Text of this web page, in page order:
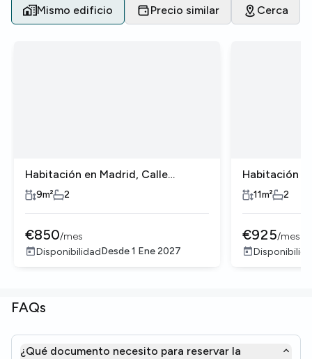
Mismo edificio Precio similar Cerca
Habitación en Madrid, Calle
lagasca
9m² 2
€850/mes
DisponibilidadDesde1 Ene 2027
Habitación
lagasca
11m² 2
€925/mes
FAQs
¿Qué documento necesito para reservar la